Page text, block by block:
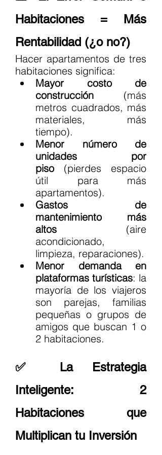
Habitaciones = Más
Rentabilidad (¿o no?)
Hacer apartamentos de tres
habitaciones significa:
Mayor costo de
construcción (más
metros cuadrados, más
materiales, más
tiempo).
Menor número de
unidades por
piso (pierdes espacio
útil para más
apartamentos).
Gastos de
mantenimiento más
altos (aire
acondicionado,
limpieza, reparaciones).
Menor demanda en
plataformas turísticas: la
mayoría de los viajeros
son parejas, familias
pequeñas o grupos de
amigos que buscan 1 o
2 habitaciones.
✅ La Estrategia
Inteligente: 2
Habitaciones que
Multiplican tu Inversión